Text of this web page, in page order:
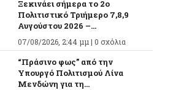
Ξεκινάει σήμερα το 2ο
Πολιτιστικό Τριήμερο 7,8,9
Αυγούστου 2026 –...
07/08/2026, 2:44 μμ | 0 σχόλια
“Πράσινο φως” από την
Υπουργό Πολιτισμού Λίνα
Μενδώνη για τη...